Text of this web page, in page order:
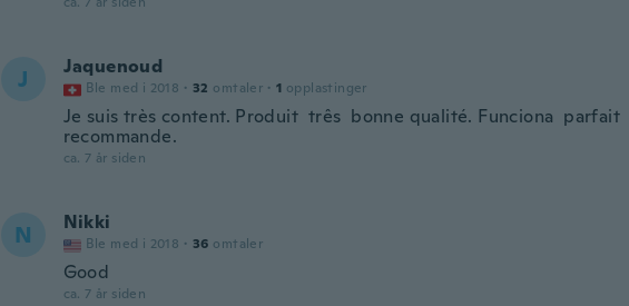
J Jaquenoud
Ble med i 2018 · 32 omtaler · 1 opplastinger
Je suis très content. Produit três bonne qualité. Funciona parfait
recommande.
ca. 7 år siden
N Nikki
Ble med i 2018 · 36 omtaler
Good
ca. 7 år siden